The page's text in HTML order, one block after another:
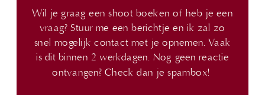
Wil je graag een shoot boeken of heb je een
vraag? Stuur me een berichtje en ik zal zo
snel mogelijk contact met je opnemen. Vaak
is dit binnen 2 werkdagen. Nog geen reactie
ontvangen? Check dan je spambox!